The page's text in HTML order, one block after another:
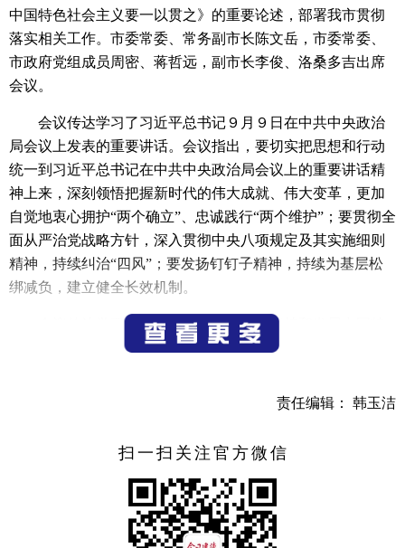
中国特色社会主义要一以贯之》的重要论述，部署我市贯彻
落实相关工作。市委常委、常务副市长陈文岳，市委常委、
市政府党组成员周密、蒋哲远，副市长李俊、洛桑多吉出席
会议。
会议传达学习了习近平总书记９月９日在中共中央政治
局会议上发表的重要讲话。会议指出，要切实把思想和行动
统一到习近平总书记在中共中央政治局会议上的重要讲话精
神上来，深刻领悟把握新时代的伟大成就、伟大变革，更加
自觉地衷心拥护“两个确立”、忠诚践行“两个维护”；要贯彻全
面从严治党战略方针，深入贯彻中央八项规定及其实施细则
精神，持续纠治“四风”；要发扬钉钉子精神，持续为基层松
绑减负，建立健全长效机制。
会议传达学习了习近平总书记关于《坚持和发展中国特
色社会主义要一以贯之》的重要论述。会议指出，新时代中
果，也是我们党领导人民进行伟大社会革命的继续，必须一
为胜利而骄傲，决不能因为成就而懈怠，决不能因为困难而
退缩，努力使中国特色社会主义展现更加强大、更有说服力
会议强调，要把习近平总书记重要讲话精神、重要论述
责任编辑： 韩玉洁
扫一扫关注官方微信